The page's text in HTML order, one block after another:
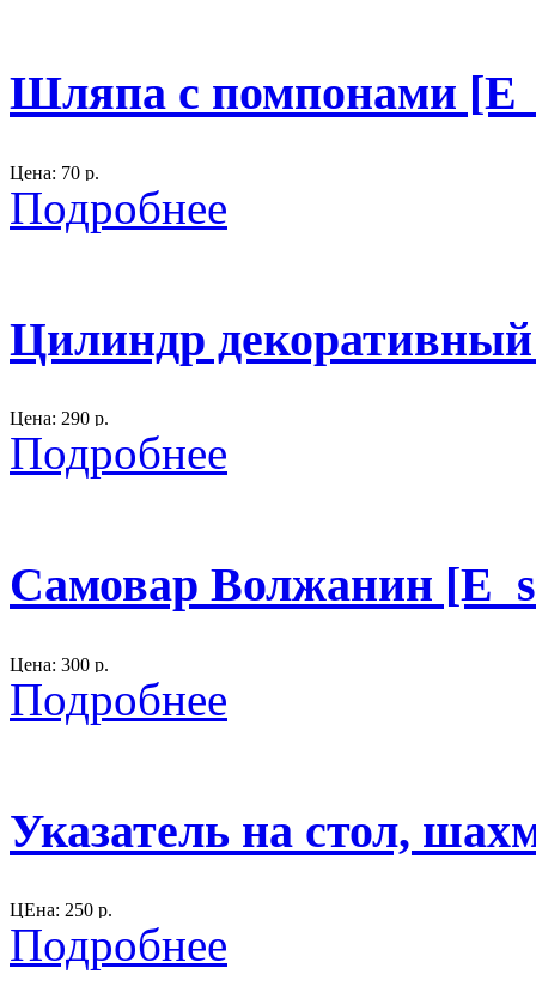
Шляпа с помпонами
Цена: 70 р.
Шляпа двухцветная
Подробнее
Цилиндр
Цена: 290 р.
Размер: высота см., ширина - см.
300
Подробнее
Самовар Волжанин
Цена: 300 р.
Размер: см.
Подробнее
Указатель на стол,
ЦЕна: 250 р.
Размер
: высота 32, ширина 20
Подробнее